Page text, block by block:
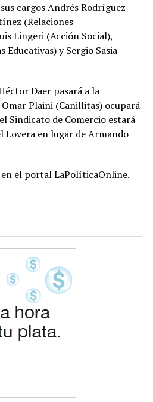
cargos Andrés Rodríguez
(Relaciones
Lingeri (Acción Social),
Educativas) y Sergio Sasia
Daer pasará a la
Plaini (Canillitas) ocupará
Sindicato de Comercio estará
Lovera en lugar de Armando
el portal LaPolíticaOnline.